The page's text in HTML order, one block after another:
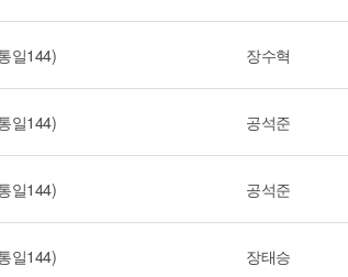
일144) 장수혁
일144) 공석준
일144) 공석준
일144) 장태승